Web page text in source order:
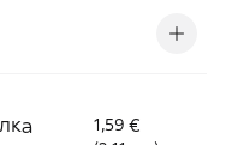
1,59 €